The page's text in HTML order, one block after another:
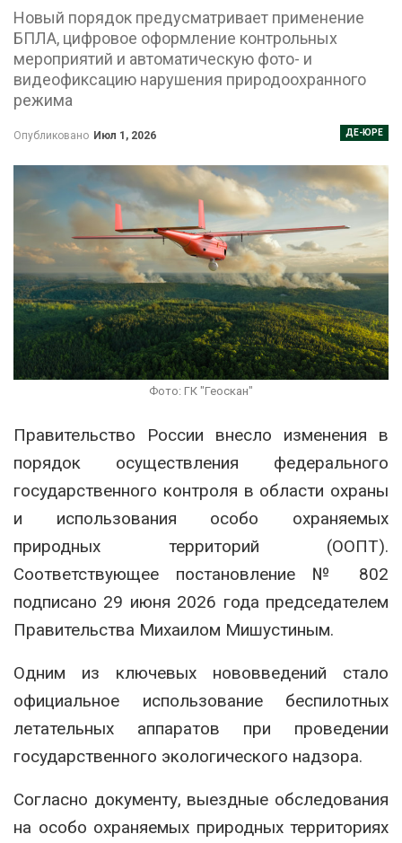
Новый порядок предусматривает применение
БПЛА, цифровое оформление контрольных
мероприятий и автоматическую фото- и
видеофиксацию нарушения природоохранного
режима
ДЕ-ЮРЕ
Опубликовано Июл 1, 2026
Фото: ГК "Геоскан"
Правительство России внесло изменения в
порядок осуществления федерального
государственного контроля в области охраны
и использования особо охраняемых
природных территорий (ООПТ).
Соответствующее постановление № 802
подписано 29 июня 2026 года председателем
Правительства Михаилом Мишустиным.
Одним из ключевых нововведений стало
официальное использование беспилотных
летательных аппаратов при проведении
государственного экологического надзора.
Согласно документу, выездные обследования
на особо охраняемых природных территориях